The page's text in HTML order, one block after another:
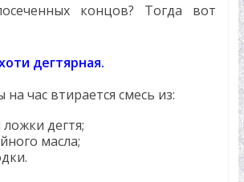
концов? Тогда вот
дегтярная.
час втирается смесь из:
дегтя;
масла;